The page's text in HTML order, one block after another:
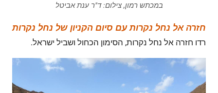
במכתש רמון, צילום: ד"ר ענת אביטל
חזרה אל נחל נקרות עם סיום הקניון של נחל נקרות
רדו חזרה אל נחל נקרות, הסימון הכחול ושביל ישראל.